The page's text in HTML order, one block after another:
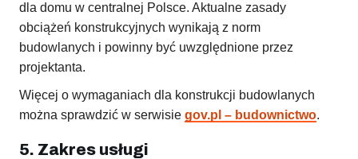
dla domu w centralnej Polsce. Aktualne zasady
obciążeń konstrukcyjnych wynikają z norm
budowlanych i powinny być uwzględnione przez
projektanta.
Więcej o wymaganiach dla konstrukcji budowlanych
można sprawdzić w serwisie gov.pl – budownictwo.
5. Zakres usługi